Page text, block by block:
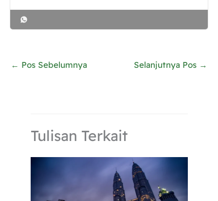
← Pos Sebelumnya Selanjutnya Pos →
Tulisan Terkait